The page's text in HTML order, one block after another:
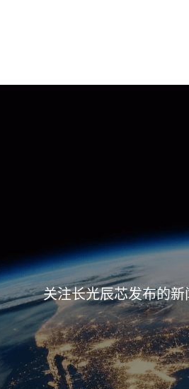
关注长光辰芯发布的